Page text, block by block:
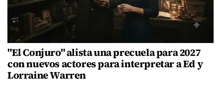
"El Conjuro" alista una precuela para 2027
con nuevos actores para interpretar a Ed y
Lorraine Warren